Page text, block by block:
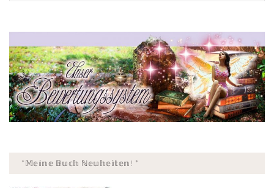
*𝕄𝕖𝕚𝕟𝕖 𝔹𝕦𝕔𝕙 ℕ𝕖𝕦𝕙𝕖𝕚𝕥𝕖𝕟! *